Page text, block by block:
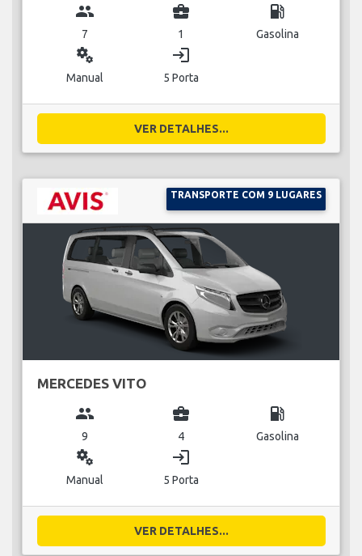
group
7
business_center
1
local_gas_station
Gasolina
miscellaneous_services
Manual
login
5 Porta
VER DETALHES...
TRANSPORTE COM 9 LUGARES
MERCEDES VITO
group
9
business_center
4
local_gas_station
Gasolina
miscellaneous_services
Manual
login
5 Porta
VER DETALHES...